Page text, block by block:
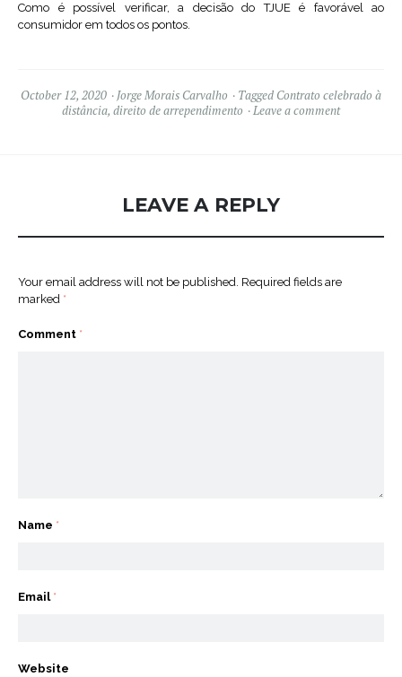
Como é possível verificar, a decisão do TJUE é favorável ao
consumidor em todos os pontos.
October 12, 2020 Jorge Morais Carvalho Tagged Contrato celebrado à
distância, direito de arrependimento Leave a comment
LEAVE A REPLY
Your email address will not be published. Required fields are
marked *
Comment *
Name *
Email *
Website